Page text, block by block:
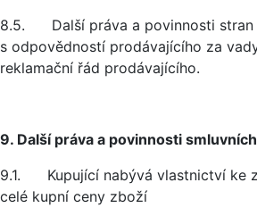
8.5. Další práva a povinnosti stran
s odpovědností prodávajícího za
reklamační řád prodávajícího.
9. Další práva a povinnosti
9.1. Kupující nabývá vlastnictví ke
celé kupní ceny zboží